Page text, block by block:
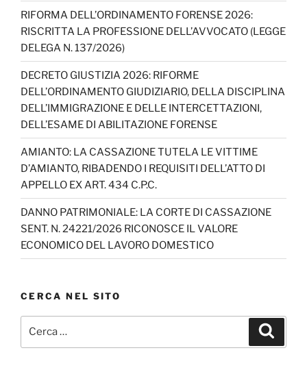
RIFORMA DELL’ORDINAMENTO FORENSE 2026:
RISCRITTA LA PROFESSIONE DELL’AVVOCATO (LEGGE
DELEGA N. 137/2026)
DECRETO GIUSTIZIA 2026: RIFORME
DELL’ORDINAMENTO GIUDIZIARIO, DELLA DISCIPLINA
DELL’IMMIGRAZIONE E DELLE INTERCETTAZIONI,
DELL’ESAME DI ABILITAZIONE FORENSE
AMIANTO: LA CASSAZIONE TUTELA LE VITTIME
D’AMIANTO, RIBADENDO I REQUISITI DELL’ATTO DI
APPELLO EX ART. 434 C.P.C.
DANNO PATRIMONIALE: LA CORTE DI CASSAZIONE
SENT. N. 24221/2026 RICONOSCE IL VALORE
ECONOMICO DEL LAVORO DOMESTICO
CERCA NEL SITO